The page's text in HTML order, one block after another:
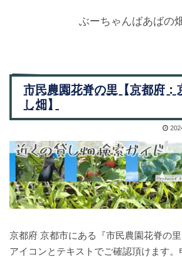
ぶーちゃんばあばの
市民農園花脊の里【京都府：
し畑】
京都府 京都市にある『市民農園花脊の
アイコンとテキストでご確認頂けます